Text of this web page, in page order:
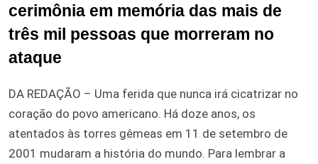
cerimônia em memória das mais de
três mil pessoas que morreram no
ataque
DA REDAÇÃO – Uma ferida que nunca irá cicatrizar no
coração do povo americano. Há doze anos, os
atentados às torres gêmeas em 11 de setembro de
2001 mudaram a história do mundo. Para lembrar a